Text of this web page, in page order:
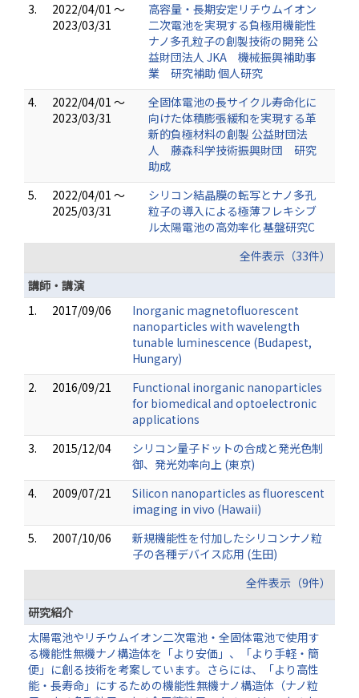
3.
2022/04/01 ～
2023/03/31
高容量・長期安定リチウムイオン
二次電池を実現する負極用機能性
ナノ多孔粒子の創製技術の開発 公
益財団法人 JKA 機械振興補助事
業 研究補助 個人研究
4.
2022/04/01 ～
2023/03/31
全固体電池の長サイクル寿命化に
向けた体積膨張緩和を実現する革
新的負極材料の創製 公益財団法
人 藤森科学技術振興財団 研究
助成
5.
2022/04/01 ～
2025/03/31
シリコン結晶膜の転写とナノ多孔
粒子の導入による極薄フレキシブ
ル太陽電池の高効率化 基盤研究C
全件表示（33件）
講師・講演
1.
2017/09/06
Inorganic magnetofluorescent
nanoparticles with wavelength
tunable luminescence (Budapest,
Hungary)
2.
2016/09/21
Functional inorganic nanoparticles
for biomedical and optoelectronic
applications
3.
2015/12/04
シリコン量子ドットの合成と発光色制
御、発光効率向上 (東京)
4.
2009/07/21
Silicon nanoparticles as fluorescent
imaging in vivo (Hawaii)
5.
2007/10/06
新規機能性を付加したシリコンナノ粒
子の各種デバイス応用 (生田)
全件表示（9件）
研究紹介
太陽電池やリチウムイオン二次電池・全固体電池で使用す
る機能性無機ナノ構造体を「より安価」、「より手軽・簡
便」に創る技術を考案しています。さらには、「より高性
能・長寿命」にするための機能性無機ナノ構造体（ナノ粒